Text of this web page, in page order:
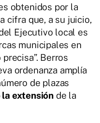
obtenidos por la
cifra que, a su juicio,
Ejecutivo local es
municipales en
Berros
ordenanza amplía
de plazas
extensiónde la